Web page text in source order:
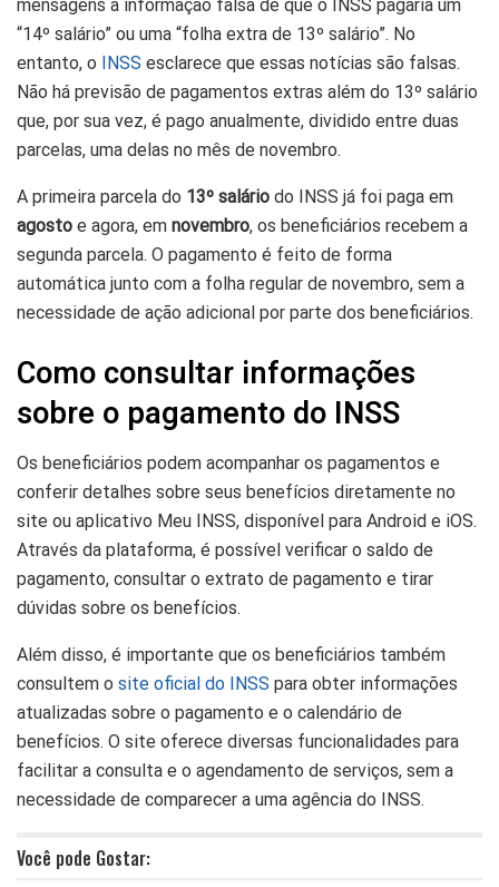
mensagens a informação falsa de que o INSS pagaria um
“14º salário” ou uma “folha extra de 13º salário”. No
entanto, o
INSS esclarece que essas notícias são falsas.
Não há previsão de pagamentos extras além do 13º salário
que, por sua vez, é pago anualmente, dividido entre duas
parcelas, uma delas no mês de novembro.
A primeira parcela do 13º salário do INSS já foi paga em
agosto e agora, em novembro, os beneficiários recebem a
segunda parcela. O pagamento é feito de forma
automática junto com a folha regular de novembro, sem a
necessidade de ação adicional por parte dos beneficiários.
Como consultar informações
sobre o pagamento do INSS
Os beneficiários podem acompanhar os pagamentos e
conferir detalhes sobre seus benefícios diretamente no
site ou aplicativo Meu INSS, disponível para Android e iOS.
Através da plataforma, é possível verificar o saldo de
pagamento, consultar o extrato de pagamento e tirar
dúvidas sobre os benefícios.
Além disso, é importante que os beneficiários também
consultem o site oficial do INSS para obter informações
atualizadas sobre o pagamento e o calendário de
benefícios. O site oferece diversas funcionalidades para
facilitar a consulta e o agendamento de serviços, sem a
necessidade de comparecer a uma agência do INSS.
Você pode Gostar: